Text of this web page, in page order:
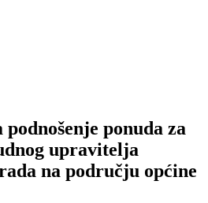
ponuda za
upravitelja
na području općine